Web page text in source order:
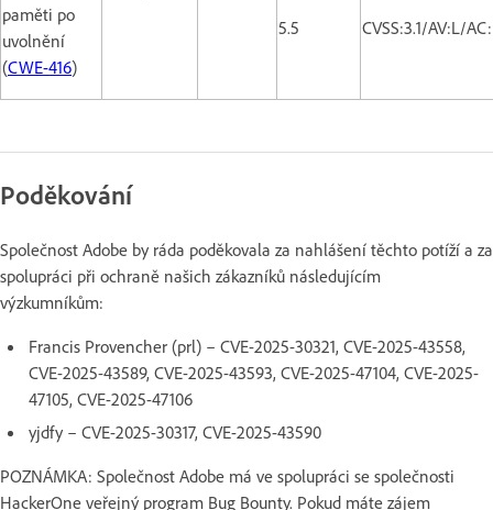
paměti po
uvolnění
(CWE-416)
5.5
CVSS:3.1/AV:L/
Poděkování
Společnost Adobe by ráda poděkovala za nahlášení těchto potíží a za
spolupráci při ochraně našich zákazníků následujícím
výzkumníkům:
Francis Provencher (prl) – CVE-2025-30321, CVE-2025-43558,
CVE-2025-43589, CVE-2025-43593, CVE-2025-47104, CVE-2025-
47105, CVE-2025-47106
yjdfy – CVE-2025-30317, CVE-2025-43590
POZNÁMKA: Společnost Adobe má ve spolupráci se společnosti
HackerOne veřejný program Bug Bounty. Pokud máte zájem